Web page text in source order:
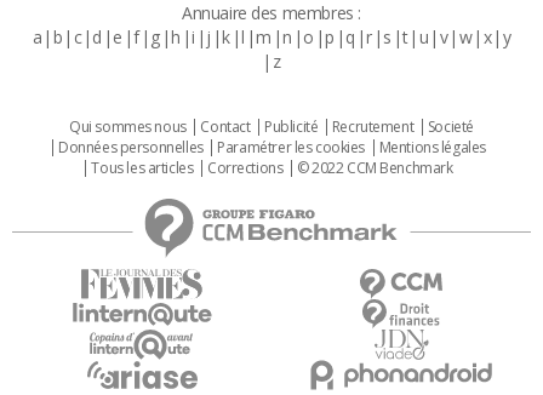
Annuaire des membres :
a b c d e f g h i j k l m n o p q r s t u v w x y
z
Qui sommes nous Contact Publicité Recrutement
Societé
Données personnelles
Paramétrer les cookies
Mentions légales
Tous les articles
Corrections © 2022 CCM Benchmark